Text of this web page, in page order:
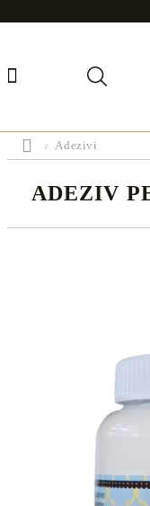
Adezivi
ADEZIV